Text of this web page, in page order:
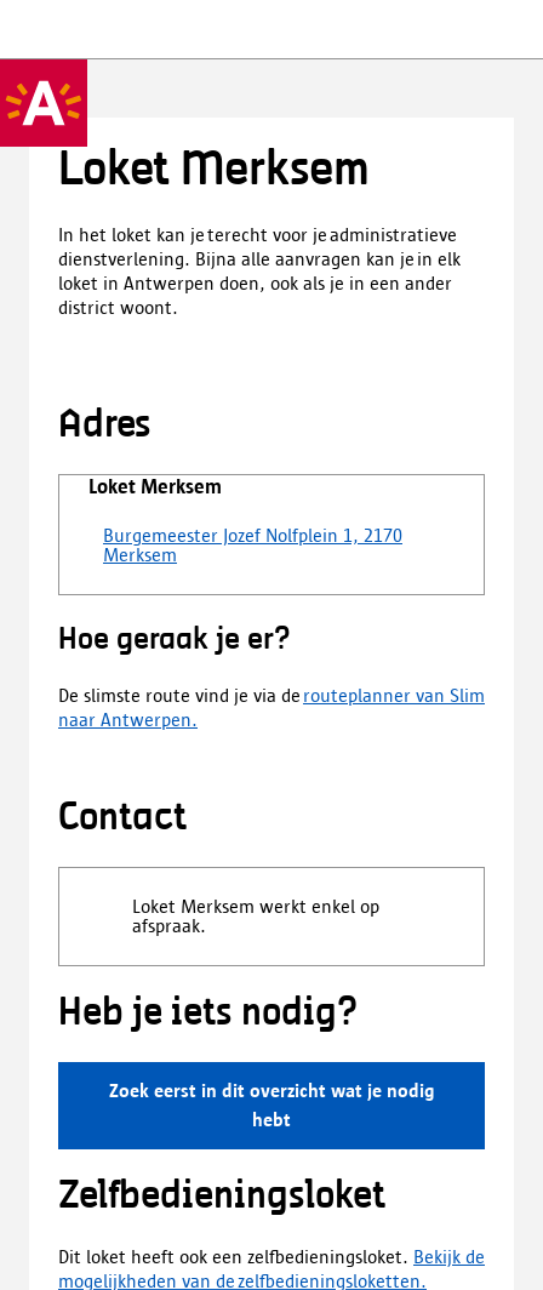
Loket Merksem
In het loket kan je terecht voor je administratieve
dienstverlening. Bijna alle aanvragen kan je in elk
loket in Antwerpen doen, ook als je in een ander
district woont.
Adres
Loket Merksem
Burgemeester Jozef Nolfplein 1, 2170
Merksem
Hoe geraak je er?
De slimste route vind je via de routeplanner van Slim
naar Antwerpen.
Contact
Loket Merksem werkt enkel op
afspraak.
Heb je iets nodig?
Zoek eerst in dit overzicht wat je nodig
hebt
Zelfbedieningsloket
Dit loket heeft ook een zelfbedieningsloket. Bekijk de
mogelijkheden van de zelfbedieningsloketten.